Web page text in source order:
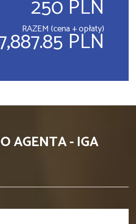
250 PLN
RAZEM (cena + opłaty)
PLN
AGENTA - IGA